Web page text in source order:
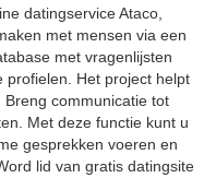
datingservice Ataco,
met mensen via een
met vragenlijsten
profielen. Het project helpt
communicatie tot
Met deze functie kunt u
gesprekken voeren en
lid van gratis datingsite